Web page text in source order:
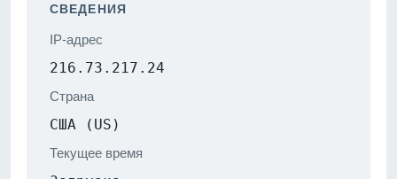
СВЕДЕНИЯ
IP-адрес
216.73.217.24
Страна
США (US)
Текущее время